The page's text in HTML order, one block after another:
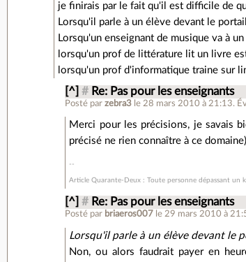
je finirais par le fait qu'il est difficile de
Lorsqu'il parle à un élève devant le
Lorsqu'un enseignant de musique va à
lorsqu'un prof de littérature lit un livre
lorsqu'un prof d'informatique traine sur
[^] # Re: Pas pour les enseignants
Posté parzebra3 le 28 mars 2010 à 21:13.
Merci pour les précisions, je savais
précisé ne rien connaître à ce
Article Quarante-Deux : Toute personne dépassant
[^] # Re: Pas pour les enseignants
Posté par briaeros007 le 29 mars 2010 à
Lorsqu'il parle à un élève devant le
Non, ou alors faudrait payer en